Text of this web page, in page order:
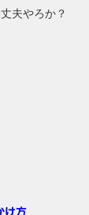
夫やろか？
け方